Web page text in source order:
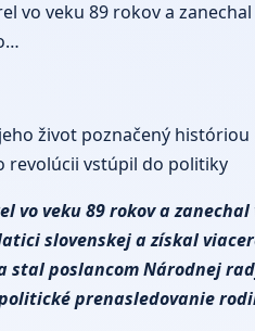
vo veku 89 rokov a
život poznačený históriou
revolúcii vstúpil do politiky
vo veku 89 rokov a
slovenskej a získal
stal poslancom Národnej
prenasledovanie